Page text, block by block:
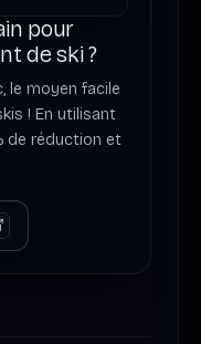
pour
de ski ?
le moyen facile
! En utilisant
de réduction et